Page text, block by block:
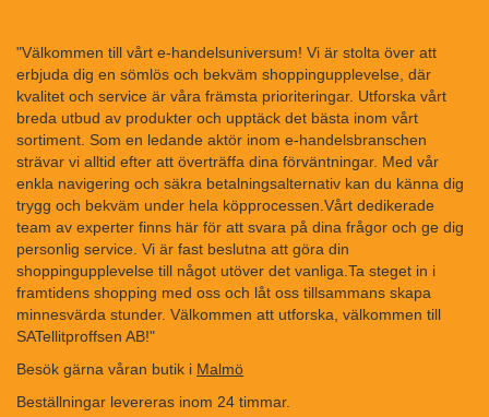
"Välkommen till vårt e-handelsuniversum! Vi är stolta över att
erbjuda dig en sömlös och bekväm shoppingupplevelse, där
kvalitet och service är våra främsta prioriteringar. Utforska vårt
breda utbud av produkter och upptäck det bästa inom vårt
sortiment. Som en ledande aktör inom e-handelsbranschen
strävar vi alltid efter att överträffa dina förväntningar. Med vår
enkla navigering och säkra betalningsalternativ kan du känna dig
trygg och bekväm under hela köpprocessen.Vårt dedikerade
team av experter finns här för att svara på dina frågor och ge dig
personlig service. Vi är fast beslutna att göra din
shoppingupplevelse till något utöver det vanliga.Ta steget in i
framtidens shopping med oss och låt oss tillsammans skapa
minnesvärda stunder. Välkommen att utforska, välkommen till
SATellitproffsen AB!"
Besök gärna våran butik i Malmö
Beställningar levereras inom 24 timmar.